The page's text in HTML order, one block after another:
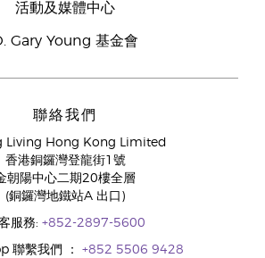
活動及媒體中心
Gary Young 基金會
聯絡我們
Living Hong Kong Limited
香港銅鑼灣登龍街1號
朝陽中心二期20樓全層
(銅鑼灣地鐵站A 出口)
服務: +852-2897-5600
聯繫我們 ： +852 5506 9428